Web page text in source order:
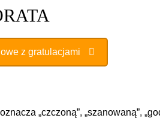
z gratulacjami
„czczoną”, „szanowaną”,